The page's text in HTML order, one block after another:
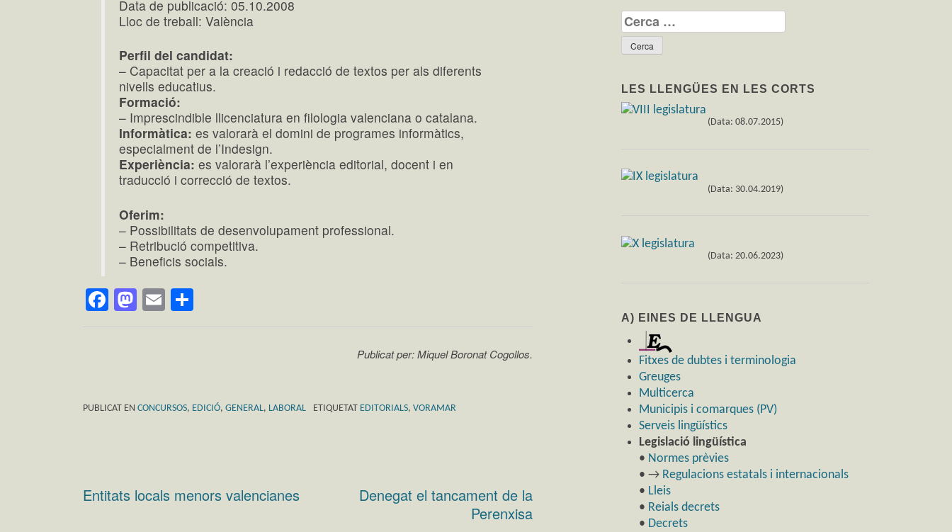
Data de publicació: 05.10.2008
Lloc de treball: València
Perfil del candidat:
– Capacitat per a la creació i redacció de textos per als diferents
nivells educatius.
Formació:
– Imprescindible llicenciatura en filologia valenciana o catalana.
Informàtica: es valorarà el domini de programes informàtics,
especialment de l’Indesign.
Experiència: es valorarà l’experiència editorial, docent i en
traducció i correcció de textos.
Oferim:
– Possibilitats de desenvolupament professional.
– Retribució competitiva.
– Beneficis socials.
Facebook
Mastodon
Email
Publicat per: Miquel Boronat Cogollos.
PUBLICAT EN CONCURSOS, EDICIÓ, GENERAL, LABORAL ETIQUETAT EDITORIALS, VORAMAR
Entitats locals menors valencianes
Denegat el tancament de la
Perenxisa
Cerca:
LES LLENGÜES EN LES CORTS
(Data: 08.07.2015)
(Data: 30.04.2019)
(Data: 20.06.2023)
A) EINES DE LLENGUA
Fitxes de dubtes i terminologia
Greuges
Multicerca
Municipis i comarques (PV)
Serveis lingüístics
Legislació lingüística
• Normes prèvies
• → Regulacions estatals i internacionals
• Lleis
• Reials decrets
• Decrets